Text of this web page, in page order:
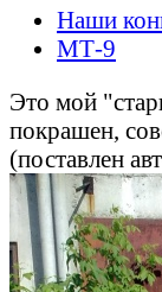
Наши
МТ-9
Это мой
покрашен,
(поставлен